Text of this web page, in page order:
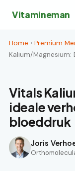
Vitamineman
Home › Premium
Kalium/
Vitals
ideale
bloeddruk
Joris